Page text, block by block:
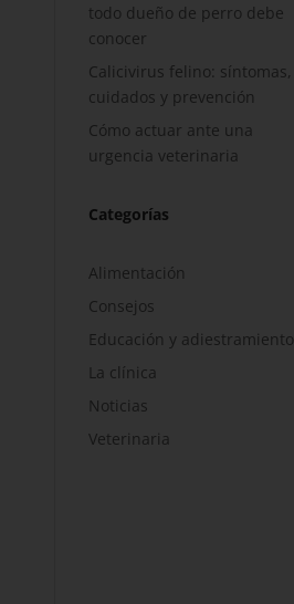
todo dueño de perro debe
conocer
Calicivirus felino: síntomas,
cuidados y prevención
Cómo actuar ante una
urgencia veterinaria
Categorías
Alimentación
Consejos
Educación y adiestramiento
La clínica
Noticias
Veterinaria